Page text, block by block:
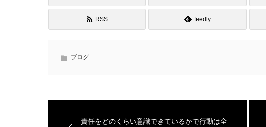
RSS feedly
ブログ
責任をどのくらい意識できているかで行動は全